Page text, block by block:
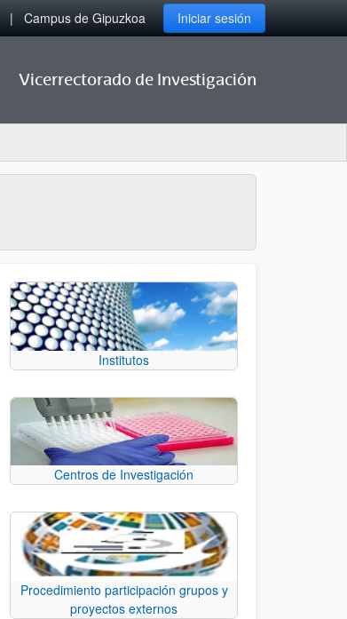
Campus de Gipuzkoa Iniciar sesión
Vicerrectorado de Investigación
Institutos
Centros de Investigación
Procedimiento participación grupos y
proyectos externos